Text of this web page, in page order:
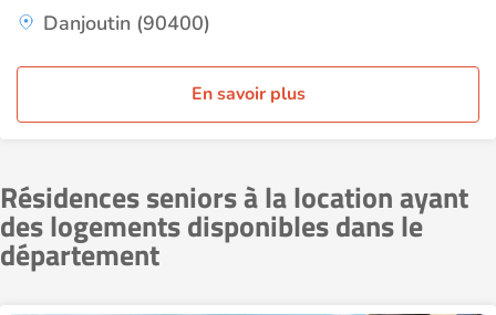
Danjoutin (90400)
En savoir plus
Résidences seniors à la location ayant
des logements disponibles dans le
département